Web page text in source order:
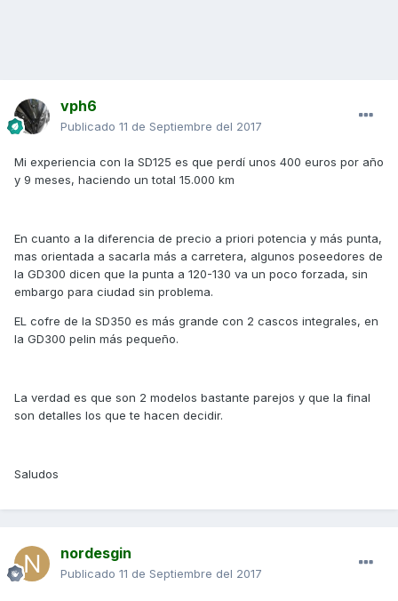
vph6
Publicado 11 de Septiembre del 2017
Mi experiencia con la SD125 es que perdí unos 400 euros por año
y 9 meses, haciendo un total 15.000 km
En cuanto a la diferencia de precio a priori potencia y más punta,
mas orientada a sacarla más a carretera, algunos poseedores de
la GD300 dicen que la punta a 120-130 va un poco forzada, sin
embargo para ciudad sin problema.
EL cofre de la SD350 es más grande con 2 cascos integrales, en
la GD300 pelin más pequeño.
La verdad es que son 2 modelos bastante parejos y que la final
son detalles los que te hacen decidir.
Saludos
nordesgin
Publicado 11 de Septiembre del 2017